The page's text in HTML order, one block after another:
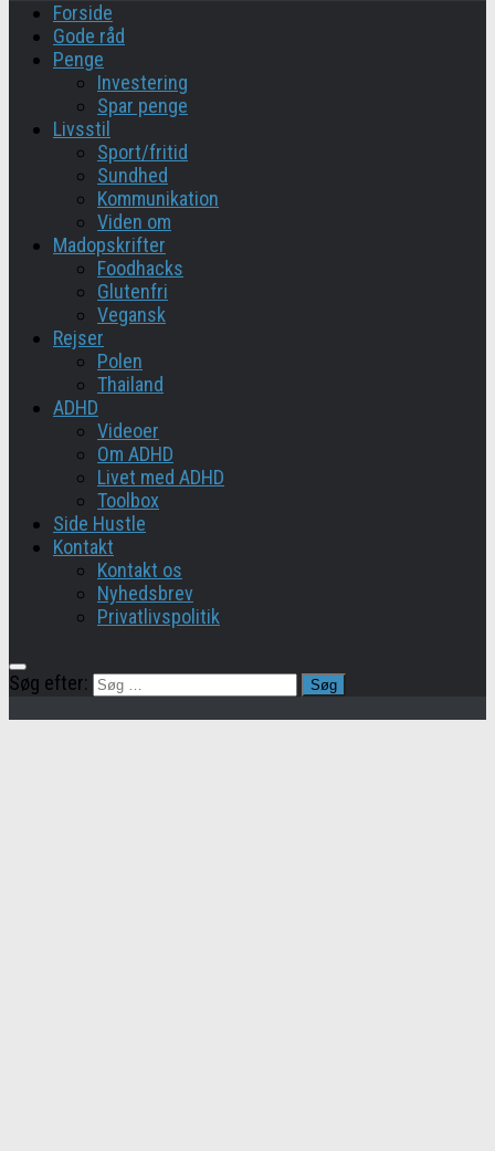
Forside
Gode råd
Penge
Investering
Spar penge
Livsstil
Sport/fritid
Sundhed
Kommunikation
Viden om
Madopskrifter
Foodhacks
Glutenfri
Vegansk
Rejser
Polen
Thailand
ADHD
Videoer
Om ADHD
Livet med ADHD
Toolbox
Side Hustle
Kontakt
Kontakt os
Nyhedsbrev
Privatlivspolitik
Søg efter: